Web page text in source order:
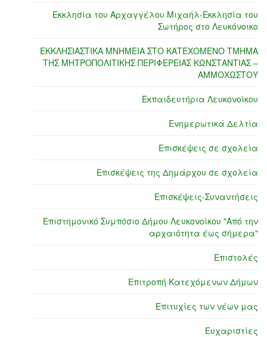
Εκκλησία του Αρχαγγέλου Μιχαήλ-Εκκλησία του
Σωτήρος στο Λευκόνοικο
ΕΚΚΛΗΣΙΑΣΤΙΚΑ ΜΝΗΜΕΙΑ ΣΤΟ ΚΑΤΕΧΟΜΕΝΟ ΤΜΗΜΑ
ΤΗΣ ΜΗΤΡΟΠΟΛΙΤΙΚΗΣ ΠΕΡΙΦΕΡΕΙΑΣ ΚΩΝΣΤΑΝΤΙΑΣ –
ΑΜΜΟΧΩΣΤΟΥ
Εκπαιδευτήρια Λευκονοίκου
Ενημερωτικά Δελτία
Επισκέψεις σε σχολεία
Επισκέψεις της Δημάρχου σε σχολεία
Επισκέψεις-Συναντήσεις
Επιστημονικό Συμπόσιο Δήμου Λευκονοίκου "Από την
αρχαιότητα έως σήμερα"
Επιστολές
Επιτροπή Κατεχόμενων Δήμων
Επιτυχίες των νέων μας
Ευχαριστίες